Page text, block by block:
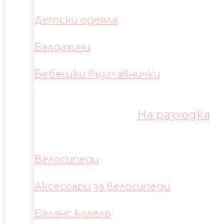
Детски одеяла
Балдахини
Бебешки възглавнички
На разходка
Велосипеди
Аксесоари за велосипеди
Баланс колело